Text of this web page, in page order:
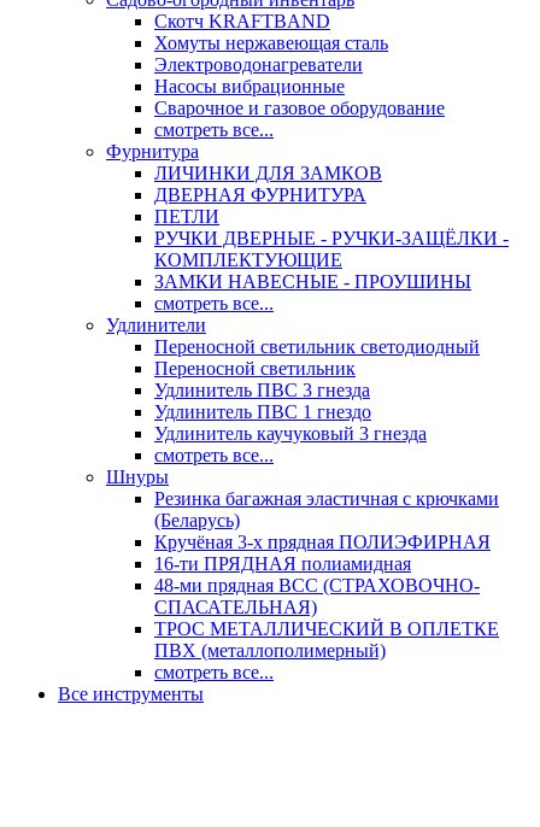
Скотч KRAFTBAND
Хомуты нержавеющая сталь
Электроводонагреватели
Насосы вибрационные
Сварочное и газовое оборудование
смотреть все...
Фурнитура
ЛИЧИНКИ ДЛЯ ЗАМКОВ
ДВЕРНАЯ ФУРНИТУРА
ПЕТЛИ
РУЧКИ ДВЕРНЫЕ - РУЧКИ-ЗАЩЁЛКИ -
КОМПЛЕКТУЮЩИЕ
ЗАМКИ НАВЕСНЫЕ - ПРОУШИНЫ
смотреть все...
Удлинители
Переносной светильник светодиодный
Переносной светильник
Удлинитель ПВС 3 гнезда
Удлинитель ПВС 1 гнездо
Удлинитель каучуковый 3 гнезда
смотреть все...
Шнуры
Резинка багажная эластичная с крючками
(Беларусь)
Кручёная 3-х прядная ПОЛИЭФИРНАЯ
16-ти ПРЯДНАЯ полиамидная
48-ми прядная ВСС (СТРАХОВОЧНО-
СПАСАТЕЛЬНАЯ)
ТРОС МЕТАЛЛИЧЕСКИЙ В ОПЛЕТКЕ
ПВХ (металлополимерный)
смотреть все...
Все инструменты